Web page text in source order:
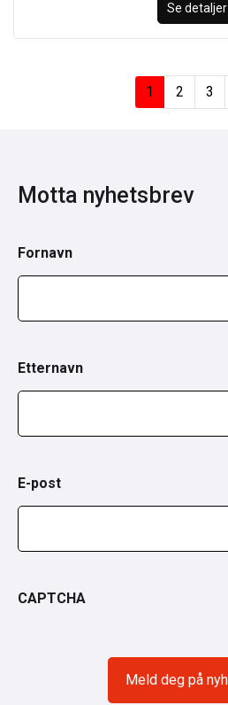
Se detaljer
1 2 3
Motta nyhetsbrev
Fornavn
Etternavn
E-post
CAPTCHA